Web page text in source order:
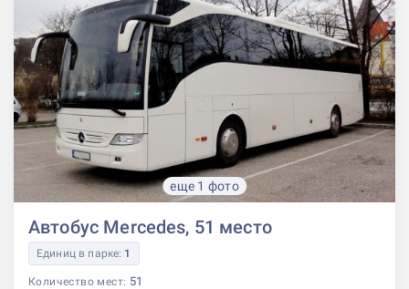
еще 1 фото
Автобус Mercedes, 51 место
Единиц в парке: 1
Количество мест: 51